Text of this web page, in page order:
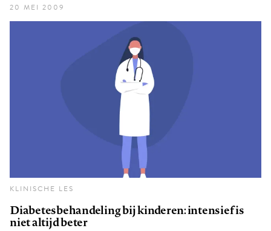
20 MEI 2009
KLINISCHE LES
Diabetesbehandeling bij kinderen: intensief is
niet altijd beter